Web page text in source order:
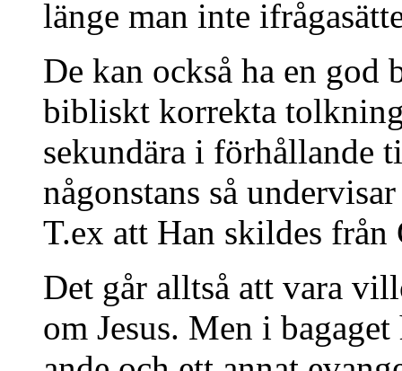
länge man inte
De kan också ha en god
bibliskt korrekta
sekundära i förhållande
någonstans så
T.ex att Han skildes från
Det går alltså att vara
om Jesus. Men i bagaget